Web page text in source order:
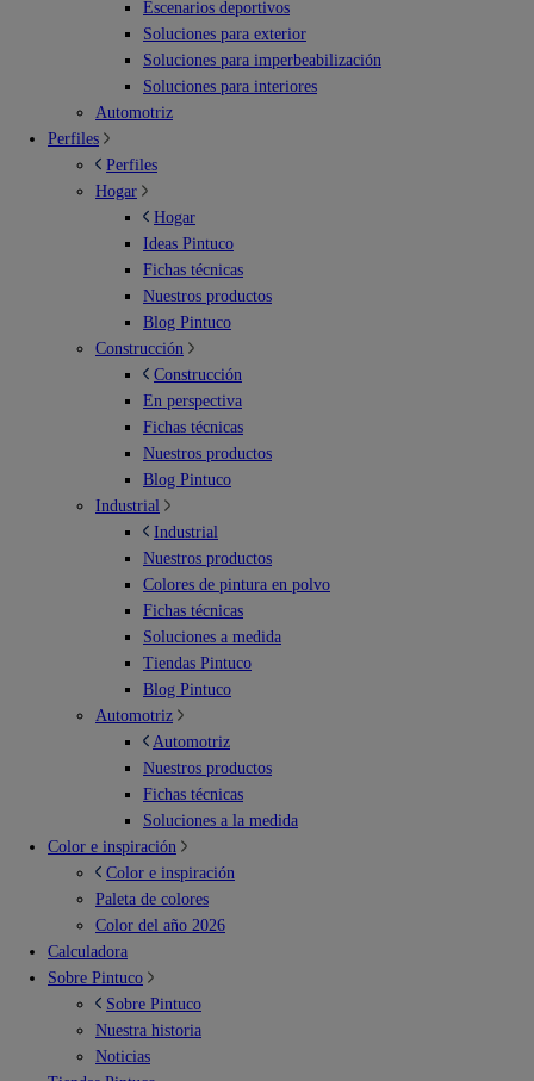
Escenarios deportivos
Soluciones para exterior
Soluciones para imperbeabilización
Soluciones para interiores
Automotriz
Perfiles
Perfiles
Hogar
Hogar
Ideas Pintuco
Fichas técnicas
Nuestros productos
Blog Pintuco
Construcción
Construcción
En perspectiva
Fichas técnicas
Nuestros productos
Blog Pintuco
Industrial
Industrial
Nuestros productos
Colores de pintura en polvo
Fichas técnicas
Soluciones a medida
Tiendas Pintuco
Blog Pintuco
Automotriz
Automotriz
Nuestros productos
Fichas técnicas
Soluciones a la medida
Color e inspiración
Color e inspiración
Paleta de colores
Color del año 2026
Calculadora
Sobre Pintuco
Sobre Pintuco
Nuestra historia
Noticias